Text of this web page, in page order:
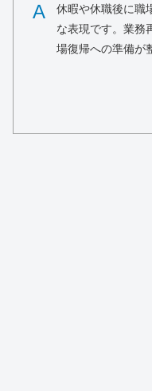
A
休暇や休職後に職
な表現です。業務
場復帰への準備が